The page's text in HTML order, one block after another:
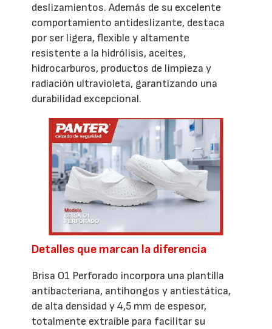
deslizamientos. Además de su excelente
comportamiento antideslizante, destaca
por ser ligera, flexible y altamente
resistente a la hidrólisis, aceites,
hidrocarburos, productos de limpieza y
radiación ultravioleta, garantizando una
durabilidad excepcional.
Detalles que marcan la diferencia
Brisa O1 Perforado incorpora una plantilla
antibacteriana, antihongos y antiestática,
de alta densidad y 4,5 mm de espesor,
totalmente extraíble para facilitar su